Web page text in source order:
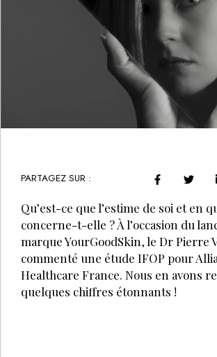
PARTAGEZ SUR :
Qu’est-ce que l’estime de soi et en
concerne-t-elle ? À l’occasion du
marque YourGoodSkin, le Dr Pierre
commenté une étude IFOP pour
Healthcare France. Nous en avons
quelques chiffres étonnants !